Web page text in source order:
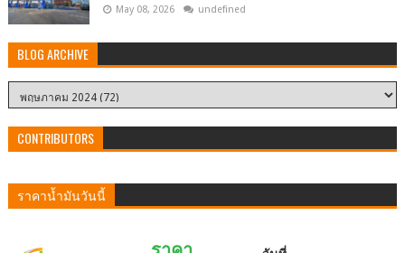
May 08, 2026 undefined
BLOG ARCHIVE
CONTRIBUTORS
ราคาน้ำมันวันนี้